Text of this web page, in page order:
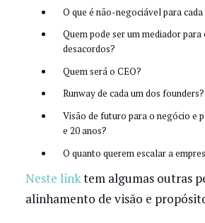
O que é não-negociável para cada
Quem pode ser um mediador para
desacordos?
Quem será o CEO?
Runway de cada um dos founders?
Visão de futuro para o negócio e
e 20 anos?
O quanto querem escalar a
Neste linktem algumas outras
alinhamento de visão e